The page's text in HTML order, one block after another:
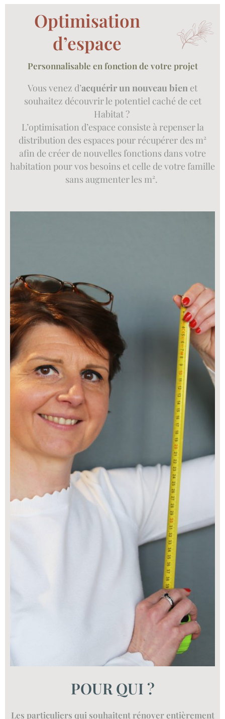
Optimisation
d’espace
Personnalisable en fonction de votre projet
Vous venez d’acquérir un nouveau bien et
souhaitez découvrir le potentiel caché de cet
Habitat ?
L’optimisation d’espace consiste à repenser la
distribution des espaces pour récupérer des m²
afin de créer de nouvelles fonctions dans votre
habitation pour vos besoins et celle de votre famille
sans augmenter les m².
POUR QUI ?
Les particuliers qui souhaitent rénover entièrement